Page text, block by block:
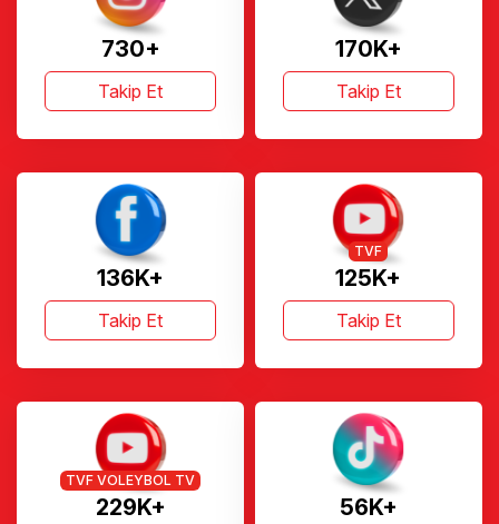
730+
Takip Et
170K+
Takip Et
136K+
Takip Et
125K+
TVF
Takip Et
229K+
TVF VOLEYBOL TV
56K+